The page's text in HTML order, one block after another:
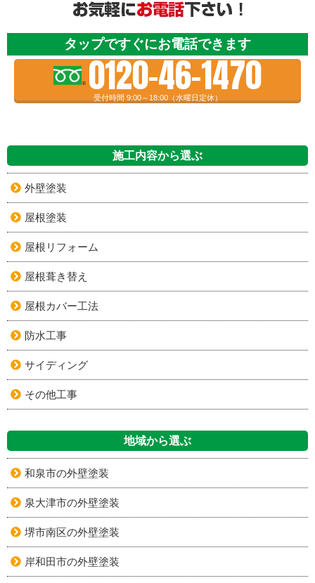
タップですぐにお電話できます
0120-46-1470
受付時間 9:00～18:00（水曜日定休）
施工内容から選ぶ
外壁塗装
屋根塗装
屋根リフォーム
屋根葺き替え
屋根カバー工法
防水工事
サイディング
その他工事
地域から選ぶ
和泉市の外壁塗装
泉大津市の外壁塗装
堺市南区の外壁塗装
岸和田市の外壁塗装